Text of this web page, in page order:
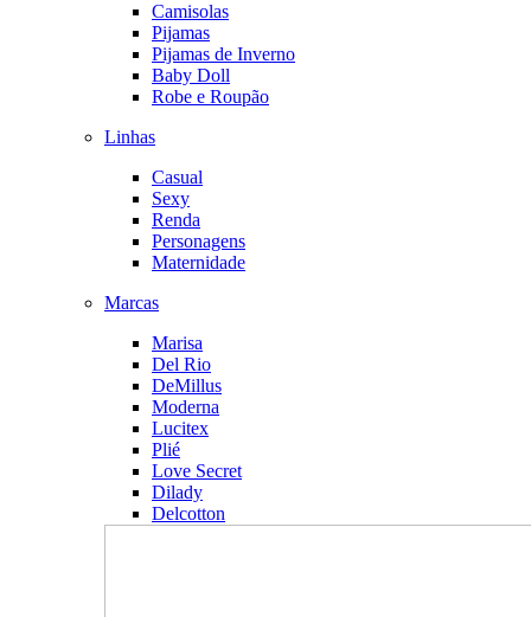
Camisolas
Pijamas
Pijamas de Inverno
Baby Doll
Robe e Roupão
Linhas
Casual
Sexy
Renda
Personagens
Maternidade
Marcas
Marisa
Del Rio
DeMillus
Moderna
Lucitex
Plié
Love Secret
Dilady
Delcotton